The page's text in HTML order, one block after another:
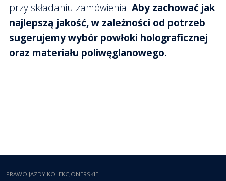
przy składaniu zamówienia. Aby zachować jak
najlepszą jakość, w zależności od potrzeb
sugerujemy wybór powłoki holograficznej
oraz materiału poliwęglanowego.
PRAWO JAZDY KOLEKCJONERSKIE